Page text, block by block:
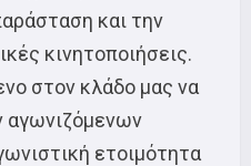
και την
κινητοποιήσεις.
στον κλάδο μας να
αγωνιζόμενων
ετοιμότητα